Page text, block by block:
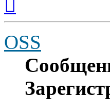
началу
OSS